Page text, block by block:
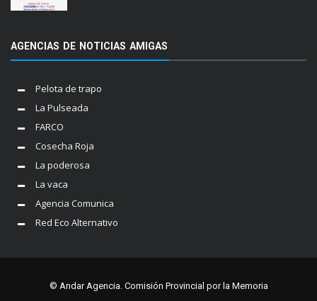
AGENCIAS DE NOTICIAS AMIGAS
Pelota de trapo
La Pulseada
FARCO
Cosecha Roja
La poderosa
La vaca
Agencia Comunica
Red Eco Alternativo
© Andar Agencia. Comisión Provincial por la Memoria